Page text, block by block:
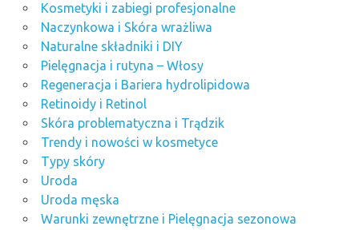
Kosmetyki i zabiegi profesjonalne
Naczynkowa i Skóra wrażliwa
Naturalne składniki i DIY
Pielęgnacja i rutyna – Włosy
Regeneracja i Bariera hydrolipidowa
Retinoidy i Retinol
Skóra problematyczna i Trądzik
Trendy i nowości w kosmetyce
Typy skóry
Uroda
Uroda męska
Warunki zewnętrzne i Pielęgnacja sezonowa